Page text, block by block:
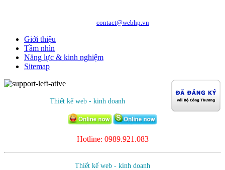
contact@webhp.vn
Giới thiệu
Tầm nhìn
Năng lực & kinh nghiệm
Sitemap
Thiết kế web - kinh doanh
Hotline: 0989.921.083
Thiết kế web - kinh doanh